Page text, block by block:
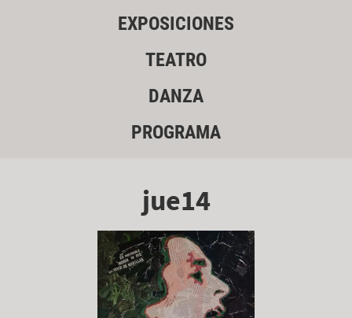
EXPOSICIONES
TEATRO
DANZA
PROGRAMA
jue14